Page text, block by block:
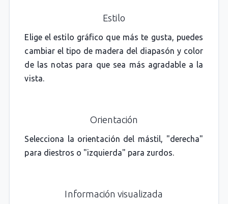
Estilo
Elige el estilo gráfico que más te gusta, puedes
cambiar el tipo de madera del diapasón y color
de las notas para que sea más agradable a la
vista.
Orientación
Selecciona la orientación del mástil, "derecha"
para diestros o "izquierda" para zurdos.
Información visualizada